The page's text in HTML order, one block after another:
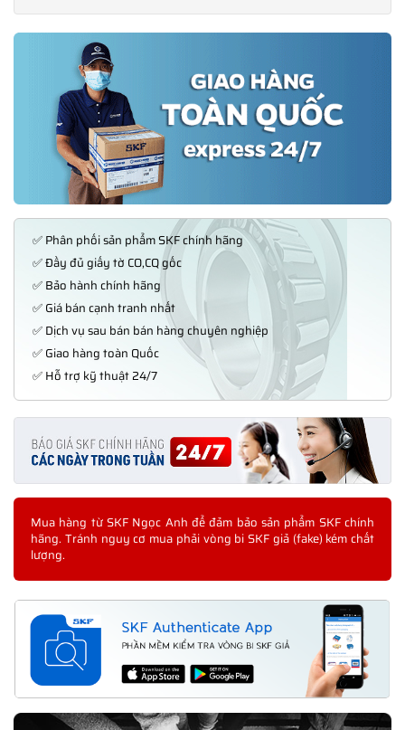
✅ Phân phối sản phẩm SKF chính hãng
✅ Đầy đủ giấy tờ CO,CQ gốc
✅ Bảo hành chính hãng
✅ Giá bán cạnh tranh nhất
✅ Dịch vụ sau bán bán hàng chuyên nghiệp
✅ Giao hàng toàn Quốc
✅ Hỗ trợ kỹ thuật 24/7
Mua hàng từ SKF Ngọc Anh để đảm bảo sản phẩm SKF chính
hãng. Tránh nguy cơ mua phải vòng bi SKF giả (fake) kém chất
lượng.